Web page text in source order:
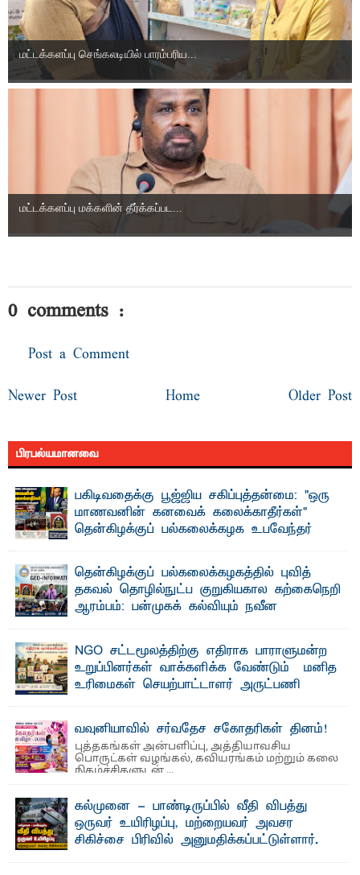
மட்டக்களப்பு செங்கலடியில் பாரம்பரிய...
மட்டக்களப்பு மக்களின் தீர்க்கப்பட...
0 comments :
Post a Comment
Newer Post Older Post
Home
பிரபல்யமானவை
பகிடிவதைக்கு பூஜ்ஜிய சகிப்புத்தன்மை: "ஒரு
மாணவனின் கனவைக் கலைக்காதீர்கள்" –
தென்கிழக்குப் பல்கலைக்கழக உபவேந்தர்
"ஒ ரு மாணவனின் அல்லது மாணவியின் கனவு என்னால்
கலைக்கப்படாது" என்ற உறுதியை ஒவ்வொரு மாணவரும் ...
தென்கிழக்குப் பல்கலைக்கழகத்தில் புவித்
தகவல் தொழில்நுட்ப குறுகியகால கற்கைநெறி
ஆரம்பம்: பன்முகக் கல்வியும் நவீன
பேராசிரியர் எம். எம். பாஸில்
தெ ன்கிழக்குப் பல்கலைக்கழகத்தின் கலை மற்றும் கலாசார
பீடத்தின் புவியியல் துறையினால் ...
NGO சட்டமூலத்திற்கு எதிராக பாராளுமன்ற
உறுப்பினர்கள் வாக்களிக்க வேண்டும் – மனித
உரிமைகள் செயற்பாட்டாளர் அருட்பணி
லூக்ஜோன் வேண்டுகோள்
ஜே. எப். காமிலா பேகம்- இ லங்கை அரசாங்கம் அரசுசாரா
அமைப்புகள் (NGO) தொடர்பான புதிய சட்டமூலத்தை ...
வவுனியாவில் சர்வதேச சகோதரிகள் தினம்!
புத்தகங்கள் அன்பளிப்பு, அத்தியாவசிய
பொருட்கள் வழங்கல், கவியரங்கம் மற்றும் கலை
நிகழ்ச்சிகளுடன் ...
கல்முனை - பாண்டிருப்பில் வீதி விபத்து
ஒருவர் உயிரிழப்பு, மற்றையவர் அவசர
சிகிச்சை பிரிவில் அனுமதிக்கப்பட்டுள்ளார்.